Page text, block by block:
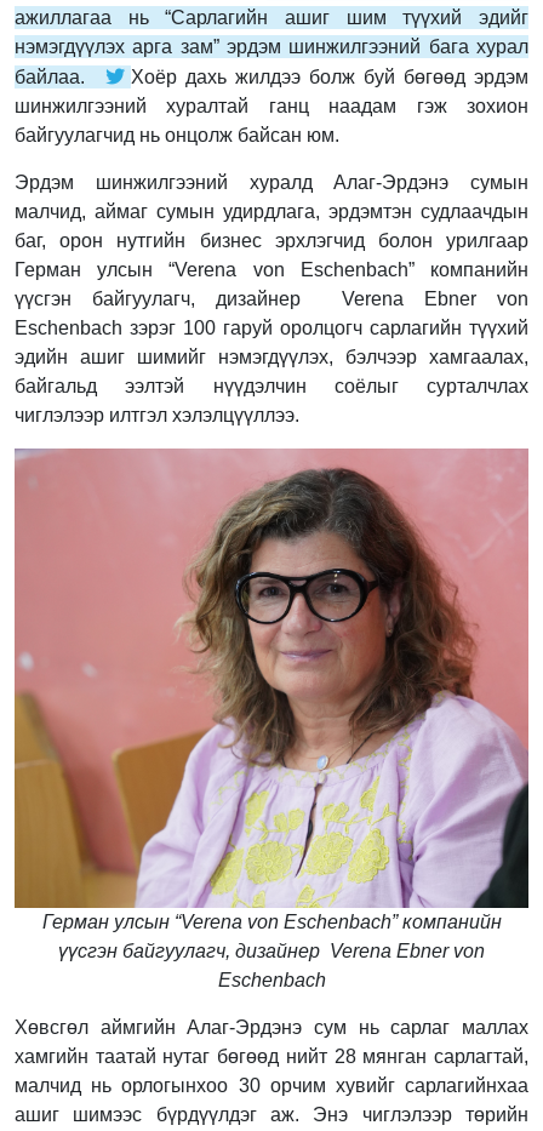
ажиллагаа нь “Сарлагийн ашиг шим түүхий эдийг
нэмэгдүүлэх арга зам” эрдэм шинжилгээний бага хурал
байлаа.
Хоёр дахь жилдээ болж буй бөгөөд эрдэм
шинжилгээний хуралтай ганц наадам гэж зохион
байгуулагчид нь онцолж байсан юм.
Эрдэм шинжилгээний хуралд Алаг-Эрдэнэ сумын
малчид, аймаг сумын удирдлага, эрдэмтэн судлаачдын
баг, орон нутгийн бизнес эрхлэгчид болон урилгаар
Герман улсын “Verena von Еschenbach” компанийн
үүсгэн байгуулагч, дизайнер Verena Ebner von
Еschenbach зэрэг 100 гаруй оролцогч сарлагийн түүхий
эдийн ашиг шимийг нэмэгдүүлэх, бэлчээр хамгаалах,
байгальд ээлтэй нүүдэлчин соёлыг сурталчлах
чиглэлээр илтгэл хэлэлцүүллээ.
Герман улсын “Verena von Еschenbach” компанийн
үүсгэн байгуулагч, дизайнер Verena Ebner von
Еschenbach
Хөвсгөл аймгийн Алаг-Эрдэнэ сум нь сарлаг маллах
хамгийн таатай нутаг бөгөөд нийт 28 мянган сарлагтай,
малчид нь орлогынхоо 30 орчим хувийг сарлагийнхаа
ашиг шимээс бүрдүүлдэг аж. Энэ чиглэлээр төрийн